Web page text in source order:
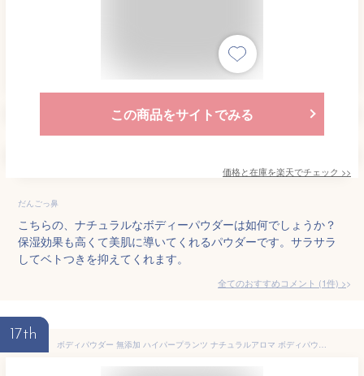
この商品をサイトでみる
価格と在庫を楽天でチェック >>
だんごっ鼻
こちらの、ナチュラルなボディーパウダーは如何でしょうか？
保湿効果も高くて美肌に導いてくれるパウダーです。サラサラ
してベトつきを抑えてくれます。
全てのおすすめコメント (1件) >
17th
ボディパウダー 無添加 ハイパープランツ ナチュラルアロマ ボディパウダー S 購入金額別特典あり オーガニック 正規品 天然 ナチュラル ノンケミカル 自然 汗 あせも サラサラ